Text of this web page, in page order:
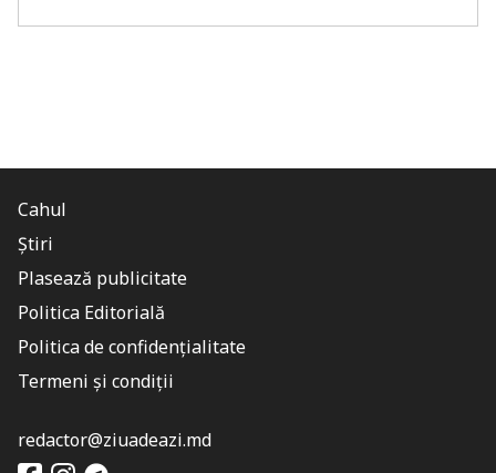
Cahul
Știri
Plasează publicitate
Politica Editorială
Politica de confidențialitate
Termeni și condiții
redactor@ziuadeazi.md